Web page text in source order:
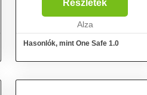
Részletek
Alza
Hasonlók, mint One Safe 1.0